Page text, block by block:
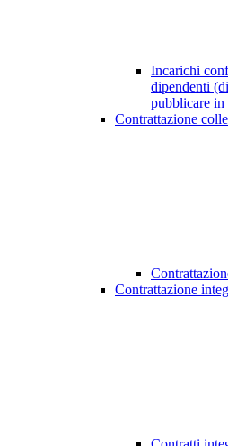
Incarichi
dipendenti
pubblicare in
Contrattazione
Contrattazione